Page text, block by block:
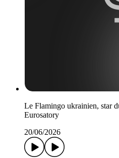
Le Flamingo ukrainien, star
Eurosatory
20/06/2026